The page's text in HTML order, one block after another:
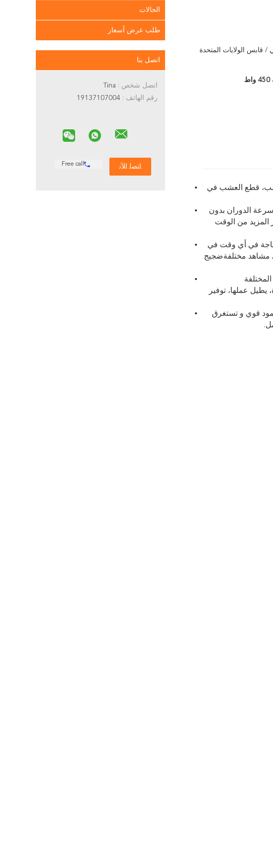
الحالات
طلب عرض أسعار
اتصل بنا
اتصل شخص :
رقم الهاتف :
Free call
/ قابس الولايات المتحدة
قطع العشب في
سرعة الدوران بدون
المزيد من الوقت
في أي وقت في
مشاهد مختلفةضجيج
يطيل عملها، توفير
قابلة لإعادة الشحن من 21 فولت لتحقيق صمود قوي و تستغرق